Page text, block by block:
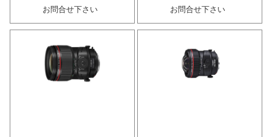
お問合せ下さい
お問合せ下さい